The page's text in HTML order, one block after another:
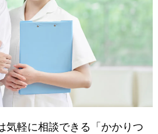
気軽に相談できる「かかりつ